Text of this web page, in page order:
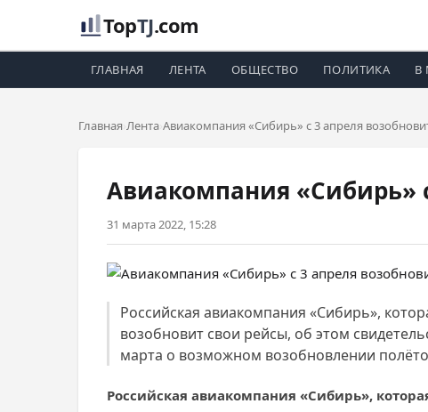
TopTJ.com
ГЛАВНАЯ ЛЕНТА ОБЩЕСТВО ПОЛИТИКА В
Главная Лента Авиакомпания «Сибирь» с 3 апреля
Авиакомпания «Сибирь»
31 марта 2022, 15:28
Российская авиакомпания «Сибирь»,
возобновит свои рейсы, об этом
марта о возможном возобновлении
Российская авиакомпания «Сибирь»,